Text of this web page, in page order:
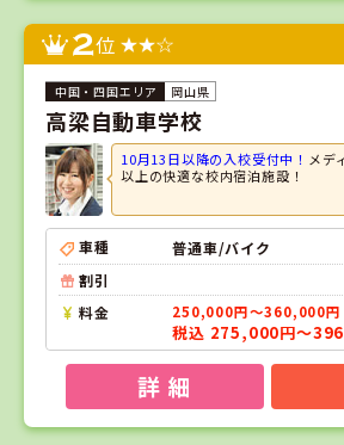
2位
岡山県
高梁自動車学校
10月13日以降の入校受付中！ メデ
以上の快適な校内宿泊施設！
車種
普通車/バイク
割引
料金
250,000円～360,000円
税込 275,000円～
詳 細